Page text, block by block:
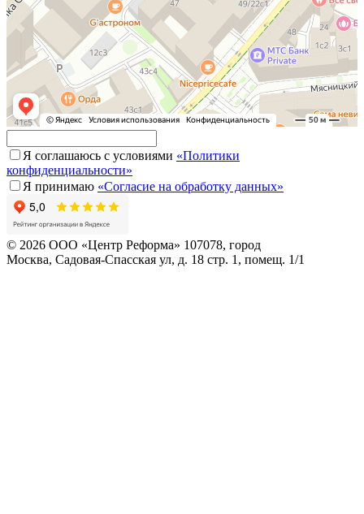
Я соглашаюсь с условиями «Политики
конфиденциальности»
Я принимаю «Согласие на обработку данных»
© 2026 ООО «Центр Реформа» 107078, город
Москва, Садовая-Спасская ул, д. 18 стр. 1, помещ. 1/1